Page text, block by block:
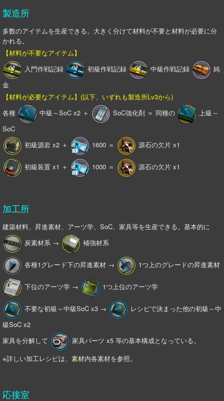
製造所
多数のアイテムを生産できる。大きく分けて材料が不要と材料が必要に分
かれる。
【材料が不要なアイテム】
入門作戦記録
初級作戦記録 中級作戦記録
純
金
【材料が必要なアイテム】(以下、いずれも製造所Lv3から)
各種
中級～SoC x2 ＋ SoC強化剤 ＝ 同種の
上級～
SoC
初級源岩 x2 ＋
1600 ＝ 源石の欠片 x1
初級装置 x1 ＋ 1000 ＝ 源石の欠片 x1
加工所
建築材料、昇進素材、アーツ学、SoC、家具等を生産できる。基本的に
炭素材系 →
補強材系
各種1グレード下の昇進素材 → 1つ上のグレードの昇進素材
下位のアーツ学 → 1つ上位のアーツ学
不要な初級～中級SoC x3 →
レシピで決まった他の初級～中
級SoC x2
家具を分解して
家具パーツ x5 等の基本構成となっている。
※詳しい加工レシピは、 素材内各素材を参照。
応接室